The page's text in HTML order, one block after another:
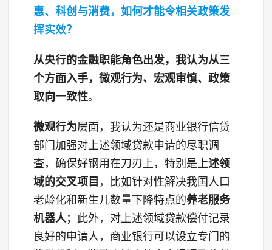
惠、科创与消费，如何才能令相关政策发
挥实效？
从央行的金融职能角色出发，我认为从三
个方面入手，微观行为、宏观审慎、政策
取向一致性。
微观行为层面，我认为还是商业银行信贷
部门加强对上述领域贷款申请的尽职调
查，确保好钢用在刀刃上，特别是 上述领
域的交叉项目 ，比如针对性解决我国人口
老龄化和新生儿数量下降特点的养老服务
机器人；此外，对上述领域贷款偿付记录
良好的申请人，商业银行可以设立专门的